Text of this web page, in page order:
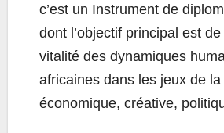
c’est un Instrument de
dont l’objectif principal est
vitalité des dynamiques
africaines dans les jeux de
économique, créative,